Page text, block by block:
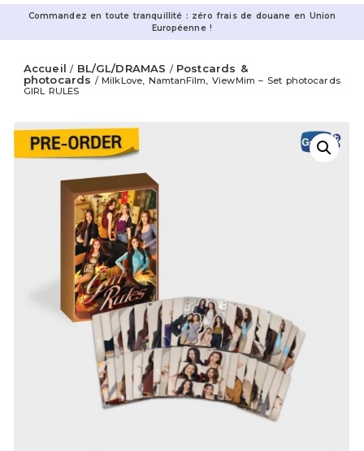
Commandez en toute tranquillité : zéro frais de douane en Union
Européenne !
Accueil / BL/GL/DRAMAS / Postcards &
photocards / MilkLove, NamtanFilm, ViewMim – Set photocards
GIRL RULES